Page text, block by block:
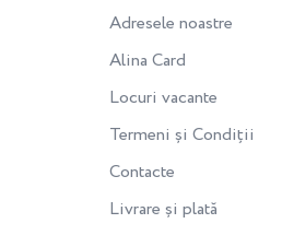
Adresele noastre
Alina Card
Locuri vacante
Termeni și Condiții
Contacte
Livrare și plată